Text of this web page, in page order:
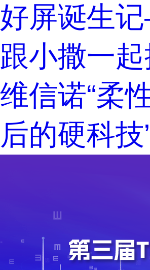
好屏诞生
跟小撒一
维信诺“柔
后的硬科技